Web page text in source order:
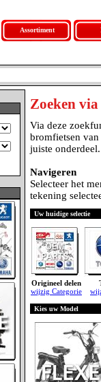
Assortiment
Zoeken via
Via deze
bromfietsen
juiste onderdeel.
Navigeren
Selecteer het
tekening
Uw huidige selectie
Origineel delen
wijzig Categorie
Kies uw Model